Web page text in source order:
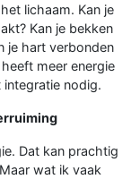
lichaam. Kan je
Kan je bekken
je hart verbonden
meer energie
nodig.
Dat kan prachtig
wat ik vaak